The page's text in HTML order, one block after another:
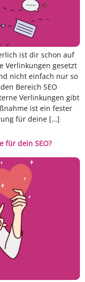
ist dir schon auf
Verlinkungen gesetzt
nicht einfach nur so
Bereich SEO
Verlinkungen gibt
ist ein fester
für deine […]
für dein SEO?